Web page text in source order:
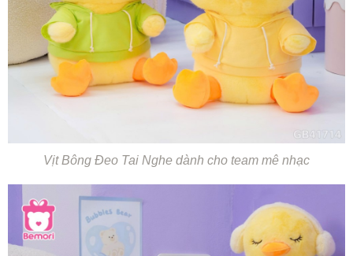
Vịt Bông Đeo Tai Nghe dành cho team mê nhạc